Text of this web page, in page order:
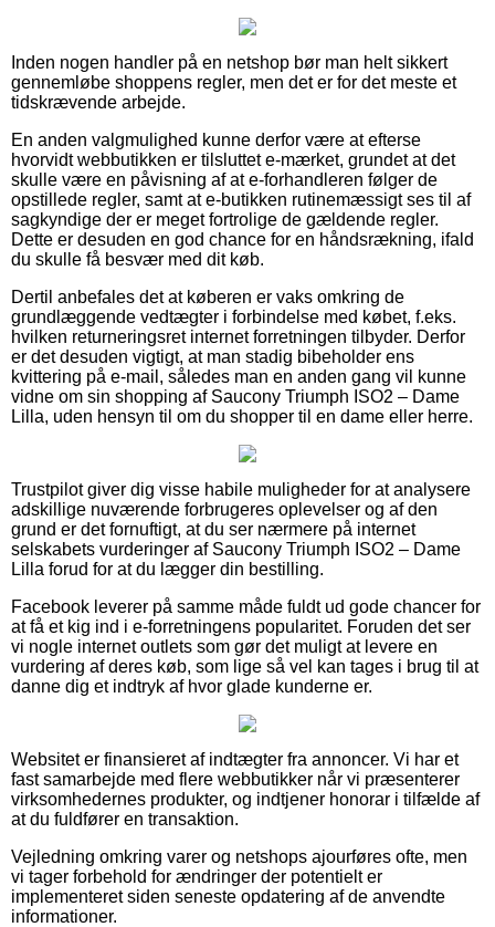
Inden nogen handler på en netshop bør man helt sikkert
gennemløbe shoppens regler, men det er for det meste et
tidskrævende arbejde.
En anden valgmulighed kunne derfor være at efterse
hvorvidt webbutikken er tilsluttet e-mærket, grundet at det
skulle være en påvisning af at e-forhandleren følger de
opstillede regler, samt at e-butikken rutinemæssigt ses til af
sagkyndige der er meget fortrolige de gældende regler.
Dette er desuden en god chance for en håndsrækning, ifald
du skulle få besvær med dit køb.
Dertil anbefales det at køberen er vaks omkring de
grundlæggende vedtægter i forbindelse med købet, f.eks.
hvilken returneringsret internet forretningen tilbyder. Derfor
er det desuden vigtigt, at man stadig bibeholder ens
kvittering på e-mail, således man en anden gang vil kunne
vidne om sin shopping af Saucony Triumph ISO2 – Dame
Lilla, uden hensyn til om du shopper til en dame eller herre.
Trustpilot giver dig visse habile muligheder for at analysere
adskillige nuværende forbrugeres oplevelser og af den
grund er det fornuftigt, at du ser nærmere på internet
selskabets vurderinger af Saucony Triumph ISO2 – Dame
Lilla forud for at du lægger din bestilling.
Facebook leverer på samme måde fuldt ud gode chancer for
at få et kig ind i e-forretningens popularitet. Foruden det ser
vi nogle internet outlets som gør det muligt at levere en
vurdering af deres køb, som lige så vel kan tages i brug til at
danne dig et indtryk af hvor glade kunderne er.
Websitet er finansieret af indtægter fra annoncer. Vi har et
fast samarbejde med flere webbutikker når vi præsenterer
virksomhedernes produkter, og indtjener honorar i tilfælde af
at du fuldfører en transaktion.
Vejledning omkring varer og netshops ajourføres ofte, men
vi tager forbehold for ændringer der potentielt er
implementeret siden seneste opdatering af de anvendte
informationer.